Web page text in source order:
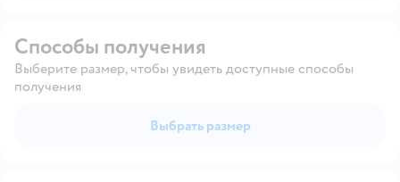
Способы получения
Выберите размер, чтобы увидеть доступные способы
получения
Выбрать размер